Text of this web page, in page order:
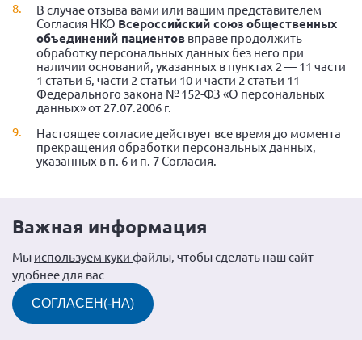
В случае отзыва вами или вашим представителем
Согласия НКО Всероссийский союз общественных
объединений пациентов вправе продолжить
обработку персональных данных без него при
наличии оснований, указанных в пунктах 2 — 11 части
1 статьи 6, части 2 статьи 10 и части 2 статьи 11
Федерального закона № 152-ФЗ «О персональных
данных» от 27.07.2006 г.
Настоящее согласие действует все время до момента
прекращения обработки персональных данных,
указанных в п. 6 и п. 7 Согласия.
Важная информация
Мы используем куки файлы, чтобы сделать наш сайт
удобнее для вас
СОГЛАСЕН(-НА)